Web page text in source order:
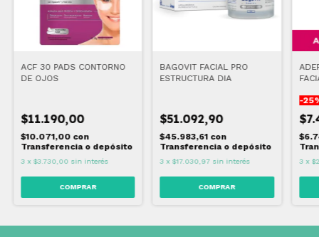
ACF 30 PADS CONTORNO
DE OJOS
$11.190,00
$10.071,00 con
Transferencia o depósito
3 x $3.730,00 sin interés
BAGOVIT FACIAL PRO
ESTRUCTURA DIA
$51.092,90
$45.983,61 con
Transferencia o depósito
3 x $17.030,97 sin interés
-25
3 x